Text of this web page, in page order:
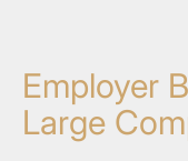
Employer
Large